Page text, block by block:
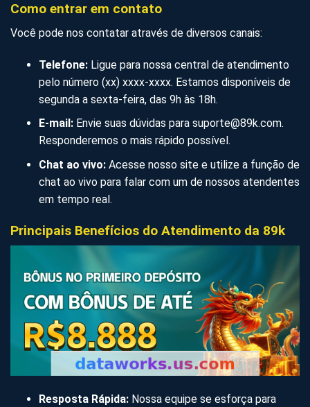
Como entrar em contato
Você pode nos contatar através de diversos canais:
Telefone:Ligue para nossa central de atendimento
pelo número (xx) xxxx-xxxx. Estamos disponíveis de
segunda a sexta-feira, das 9h às 18h.
E-mail:Envie suas dúvidas para suporte@89k.com.
Responderemos o mais rápido possível.
Chat ao vivo:Acesse nosso site e utilize a função de
chat ao vivo para falar com um de nossos atendentes
em tempo real.
Principais Benefícios do Atendimento da 89k
Resposta Rápida:Nossa equipe se esforça para